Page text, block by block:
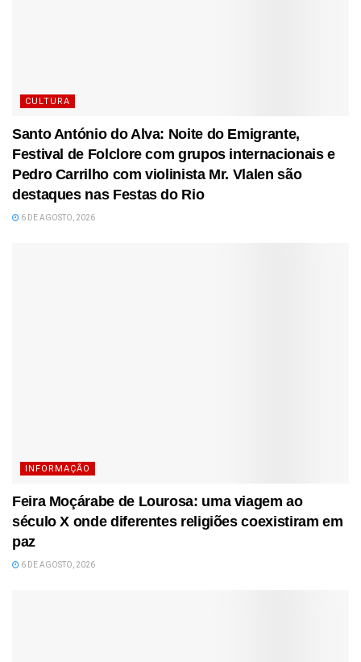
CULTURA
Santo António do Alva: Noite do Emigrante,
Festival de Folclore com grupos internacionais e
Pedro Carrilho com violinista Mr. Vlalen são
destaques nas Festas do Rio
6 DE AGOSTO, 2026
INFORMAÇÃO
Feira Moçárabe de Lourosa: uma viagem ao
século X onde diferentes religiões coexistiram em
paz
6 DE AGOSTO, 2026